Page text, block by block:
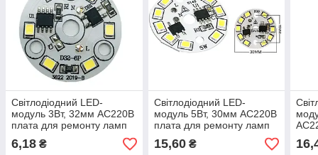
Світлодіодний LED-
модуль 3Вт, 32мм AC220В
плата для ремонту ламп
3Вт, холодний білий
6,18 ₴
Світлодіодний LED-
модуль 5Вт, 30мм AC220В
плата для ремонту ламп
5Вт, теплий білий
15,60₴